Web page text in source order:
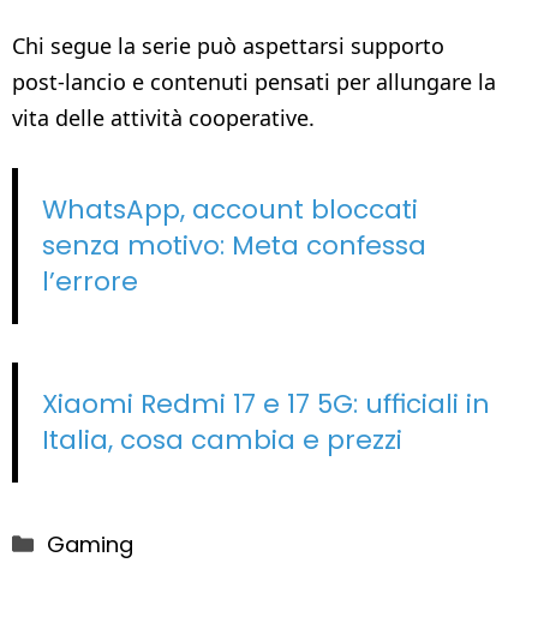
Chi segue la serie può aspettarsi supporto
post‑lancio e contenuti pensati per allungare la
vita delle attività cooperative.
WhatsApp, account bloccati
senza motivo: Meta confessa
l’errore
Xiaomi Redmi 17 e 17 5G: ufficiali in
Italia, cosa cambia e prezzi
Categorie
Gaming